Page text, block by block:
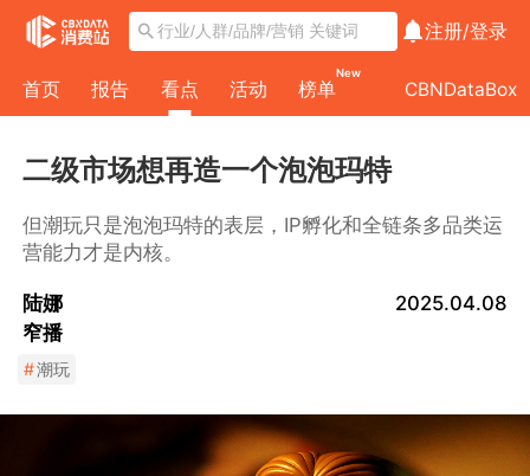
注册/登录
首页 报告 看点 活动 榜单
New
CBNDataBox
二级市场想再造一个泡泡玛特
但潮玩只是泡泡玛特的表层，IP孵化和全链条多品类运
营能力才是内核。
陆娜
窄播
2025.04.08
#潮玩